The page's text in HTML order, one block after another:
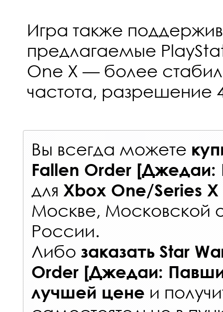
Игра также
предлагаемые
One X — более
частота, разрешение
Вы всегда можете
Fallen Order
для Xbox One/Series X
Москве, Московской
России.
Либо заказать Star
Order [Джедаи:
лучшей цене и